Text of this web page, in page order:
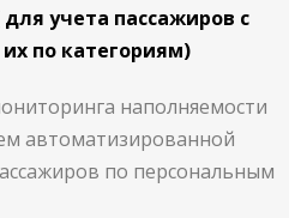
учета пассажиров с
по категориям)
наполняемости
автоматизированной
по персональным